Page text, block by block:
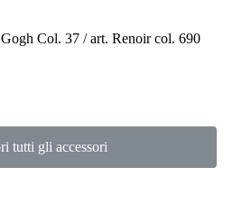
Col. 37 / art. Renoir col. 690
tutti gli accessori